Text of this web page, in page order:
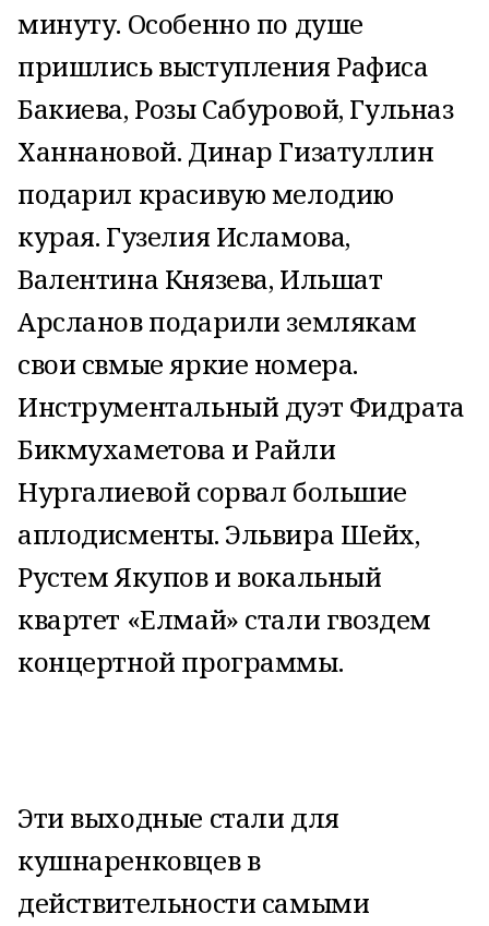
минуту. Особенно по душе
пришлись выступления Рафиса
Бакиева, Розы Сабуровой, Гульназ
Ханнановой. Динар Гизатуллин
подарил красивую мелодию
курая. Гузелия Исламова,
Валентина Князева, Ильшат
Арсланов подарили землякам
свои свмые яркие номера.
Инструментальный дуэт Фидрата
Бикмухаметова и Райли
Нургалиевой сорвал большие
аплодисменты. Эльвира Шейх,
Рустем Якупов и вокальный
квартет «Елмай» стали гвоздем
концертной программы.
Эти выходные стали для
кушнаренковцев в
действительности самыми